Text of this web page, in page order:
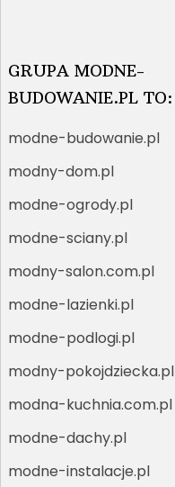
GRUPA MODNE-
BUDOWANIE.PL TO:
modne-budowanie.pl
modny-dom.pl
modne-ogrody.pl
modne-sciany.pl
modny-salon.com.pl
modne-lazienki.pl
modne-podlogi.pl
modny-pokojdziecka.pl
modna-kuchnia.com.pl
modne-dachy.pl
modne-instalacje.pl